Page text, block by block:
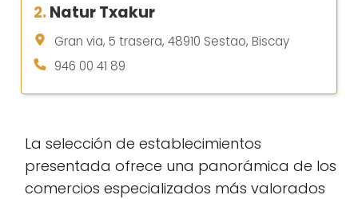
2.Natur Txakur
Gran via, 5 trasera, 48910 Sestao, Biscay
946 00 41 89
La selección de establecimientos
presentada ofrece una panorámica de los
comercios especializados más valorados